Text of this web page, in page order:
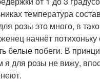
температура
розы это много, в
начнёт
белые побеги. В
я для розы не вижу,